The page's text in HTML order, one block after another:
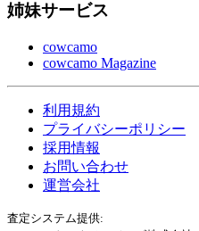
姉妹サービス
cowcamo
cowcamo Magazine
利用規約
プライバシーポリシー
採用情報
お問い合わせ
運営会社
査定システム提供: